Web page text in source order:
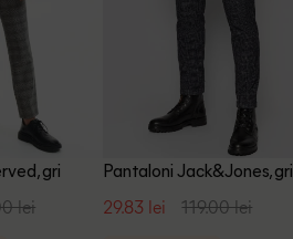
gri
lei
Pantaloni Jack&Jones, gri
29.83 lei 119.00 lei